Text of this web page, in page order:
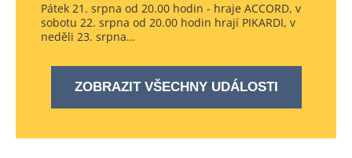
Pátek 21. srpna od 20.00 hodin - hraje ACCORD, v
sobotu 22. srpna od 20.00 hodin hrají PIKARDI, v
neděli 23. srpna…
ZOBRAZIT VŠECHNY UDÁLOSTI